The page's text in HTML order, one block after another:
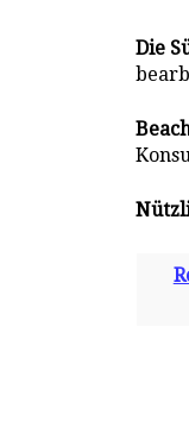
Die